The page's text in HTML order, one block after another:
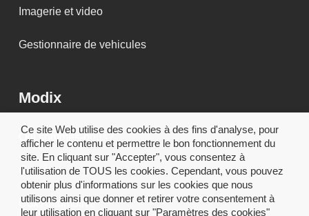
Imagerie et video
Gestionnaire de vehicules
Modix
Qui sommes-nous?
Carrière
Cox Automotive
Ce site Web utilise des cookies à des fins d'analyse, pour
afficher le contenu et permettre le bon fonctionnement du
site. En cliquant sur "Accepter", vous consentez à
l'utilisation de TOUS les cookies. Cependant, vous pouvez
obtenir plus d'informations sur les cookies que nous
utilisons ainsi que donner et retirer votre consentement à
leur utilisation en cliquant sur "Paramètres des cookies"